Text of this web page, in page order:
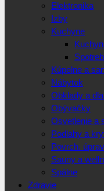
Elektronika
Izby
Kuchyne
Kúpelne a
Nábytok
Obklady a
Obývačky
Osvetlenie a
Podlahy a
Povrch.
Sauny a
Spálne
Zdravie